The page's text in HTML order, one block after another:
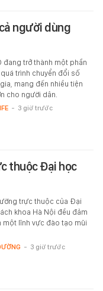
người dùng
đang trở thành một phần
trình chuyển đổi số
mang đến nhiều tiện
cho người dân.
- 3 giờ trước
thuộc Đại học
trực thuộc của Đại
khoa Hà Nội đều đảm
một lĩnh vực đào tạo mũi
- 3 giờ trước